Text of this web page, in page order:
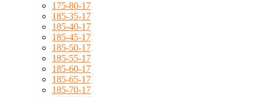
175-80-17
185-35-17
185-40-17
185-45-17
185-50-17
185-55-17
185-60-17
185-65-17
185-70-17